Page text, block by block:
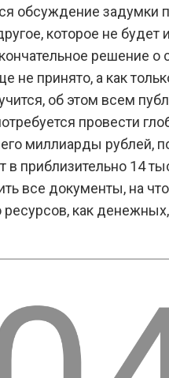
обсуждение задумки
которое не будет
решение о
не принято, а как
об этом всем
провести
миллиарды рублей,
в приблизительно 14
все документы, на что
ресурсов, как